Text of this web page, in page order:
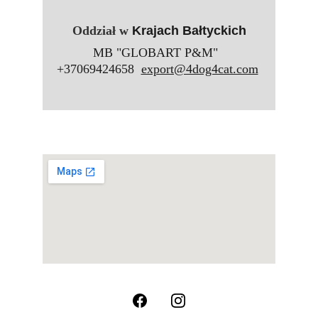
Oddział w Krajach Bałtyckich
MB "GLOBART P&M"
+37069424658 export@4dog4cat.com